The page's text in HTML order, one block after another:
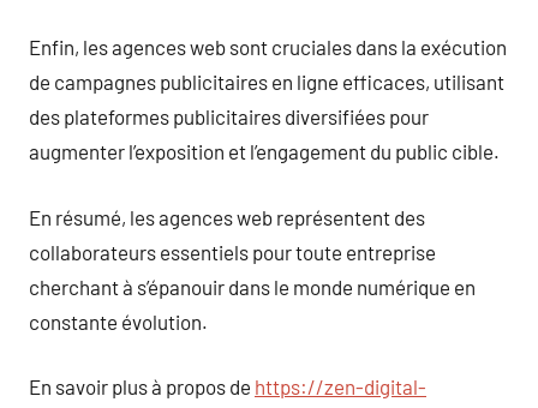
Enfin, les agences web sont cruciales dans la exécution
de campagnes publicitaires en ligne efficaces, utilisant
des plateformes publicitaires diversifiées pour
augmenter l’exposition et l’engagement du public cible.
En résumé, les agences web représentent des
collaborateurs essentiels pour toute entreprise
cherchant à s’épanouir dans le monde numérique en
constante évolution.
En savoir plus à propos de https://zen-digital-